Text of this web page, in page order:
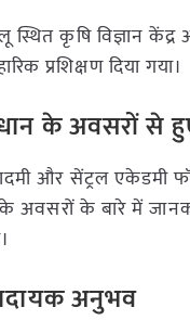
कृषि विज्ञान केंद्र
प्रशिक्षण दिया गया।
के अवसरों से
और सेंट्रल एकेडमी
के बारे में
अनुभव